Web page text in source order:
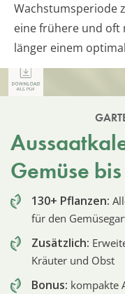
Wachstumsperiode
eine frühere und oft
länger einem
Gemüse
130+ Pflanzen:
für den
Zusätzlich:
Kräuter und Obst
Bonus: kompakte